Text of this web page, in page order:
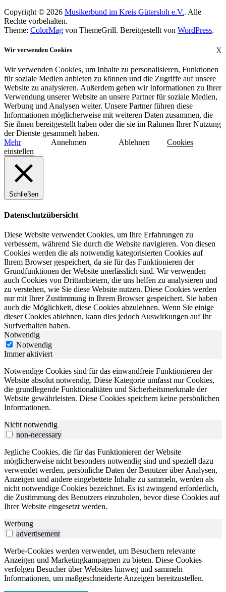
Copyright © 2026 Musikerbund im Kreis Gütersloh e.V.. Alle
Rechte vorbehalten.
Theme: ColorMag von ThemeGrill. Bereitgestellt von WordPress.
X
Wir verwenden Cookies
Wir verwenden Cookies, um Inhalte zu personalisieren, Funktionen
für soziale Medien anbieten zu können und die Zugriffe auf unsere
Website zu analysieren. Außerdem geben wir Informationen zu Ihrer
Verwendung unserer Website an unsere Partner für soziale Medien,
Werbung und Analysen weiter. Unsere Partner führen diese
Informationen möglicherweise mit weiteren Daten zusammen, die
Sie ihnen bereitgestellt haben oder die sie im Rahmen Ihrer Nutzung
der Dienste gesammelt haben.
Mehr
Annehmen Ablehnen
Cookies
einstellen
Schließen
Datenschutzübersicht
Diese Website verwendet Cookies, um Ihre Erfahrungen zu
verbessern, während Sie durch die Website navigieren. Von diesen
Cookies werden die als notwendig kategorisierten Cookies auf
Ihrem Browser gespeichert, da sie für das Funktionieren der
Grundfunktionen der Website unerlässlich sind. Wir verwenden
auch Cookies von Drittanbietern, die uns helfen zu analysieren und
zu verstehen, wie Sie diese Website nutzen. Diese Cookies werden
nur mit Ihrer Zustimmung in Ihrem Browser gespeichert. Sie haben
auch die Möglichkeit, diese Cookies abzulehnen. Wenn Sie einige
dieser Cookies ablehnen, kann dies jedoch Auswirkungen auf Ihr
Surfverhalten haben.
Notwendig
Notwendig
Immer aktiviert
Notwendige Cookies sind für das einwandfreie Funktionieren der
Website absolut notwendig. Diese Kategorie umfasst nur Cookies,
die grundlegende Funktionalitäten und Sicherheitsmerkmale der
Website gewährleisten. Diese Cookies speichern keine persönlichen
Informationen.
Nicht notwendig
non-necessary
Jegliche Cookies, die für das Funktionieren der Website
möglicherweise nicht besonders notwendig sind und speziell dazu
verwendet werden, persönliche Daten der Benutzer über Analysen,
Anzeigen und andere eingebettete Inhalte zu sammeln, werden als
nicht notwendige Cookies bezeichnet. Es ist zwingend erforderlich,
die Zustimmung des Benutzers einzuholen, bevor diese Cookies auf
Ihrer Website eingesetzt werden.
Werbung
advertisement
Werbe-Cookies werden verwendet, um Besuchern relevante
Anzeigen und Marketingkampagnen zu bieten. Diese Cookies
verfolgen Besucher über Websites hinweg und sammeln
Informationen, um maßgeschneiderte Anzeigen bereitzustellen.